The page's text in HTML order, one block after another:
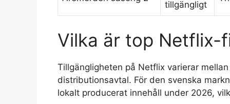
tillgängligt
Vilka är top Netflix-
Tillgängligheten på Netflix varierar
distributionsavtal. För den svenska
lokalt producerat innehåll under 2026,